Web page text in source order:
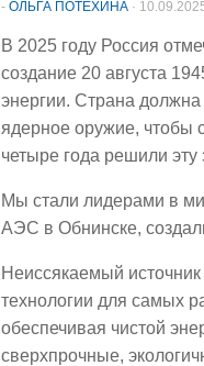
- ОЛЬГА ПОТЕХИНА ·
В 2025 году Россия
создание 20 августа
энергии. Страна
ядерное оружие, чтобы
четыре года решили
Мы стали лидерами в
АЭС в Обнинске,
Неиссякаемый
технологии для самых
обеспечивая чистой
сверхпрочные,